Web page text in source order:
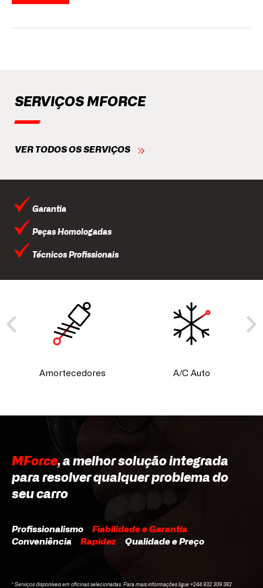
SERVIÇOS MFORCE
VER TODOS OS SERVIÇOS
Garantia
Peças Homologadas
Técnicos Profissionais
Amortecedores A/C Auto
MForce, a melhor solução integrada
para resolver qualquer problema do
seu carro
Profissionalismo Fiabilidade e Garantia
Conveniência Rapidez Qualidade e Preço
* Serviços disponíveis em oficinas selecionadas. Para mais informações ligue +244 932 309 382